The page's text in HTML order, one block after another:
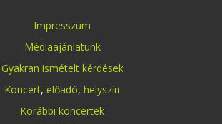
Impresszum
Médiaajánlatunk
Gyakran ismételt kérdések
Koncert, előadó, helyszín
Korábbi koncertek